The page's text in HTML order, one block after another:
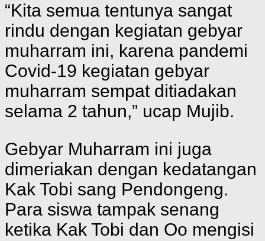
“Kita semua tentunya sangat
rindu dengan kegiatan gebyar
muharram ini, karena pandemi
Covid-19 kegiatan gebyar
muharram sempat ditiadakan
selama 2 tahun,” ucap Mujib.
Gebyar Muharram ini juga
dimeriakan dengan kedatangan
Kak Tobi sang Pendongeng.
Para siswa tampak senang
ketika Kak Tobi dan Oo mengisi